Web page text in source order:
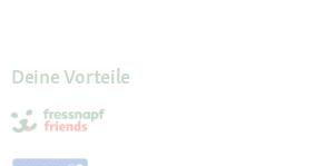
Deine Vorteile